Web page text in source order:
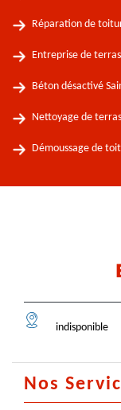
Réparation de
Entreprise de
Béton désactivé
Nettoyage de
Démoussage de
indisponible
Nos